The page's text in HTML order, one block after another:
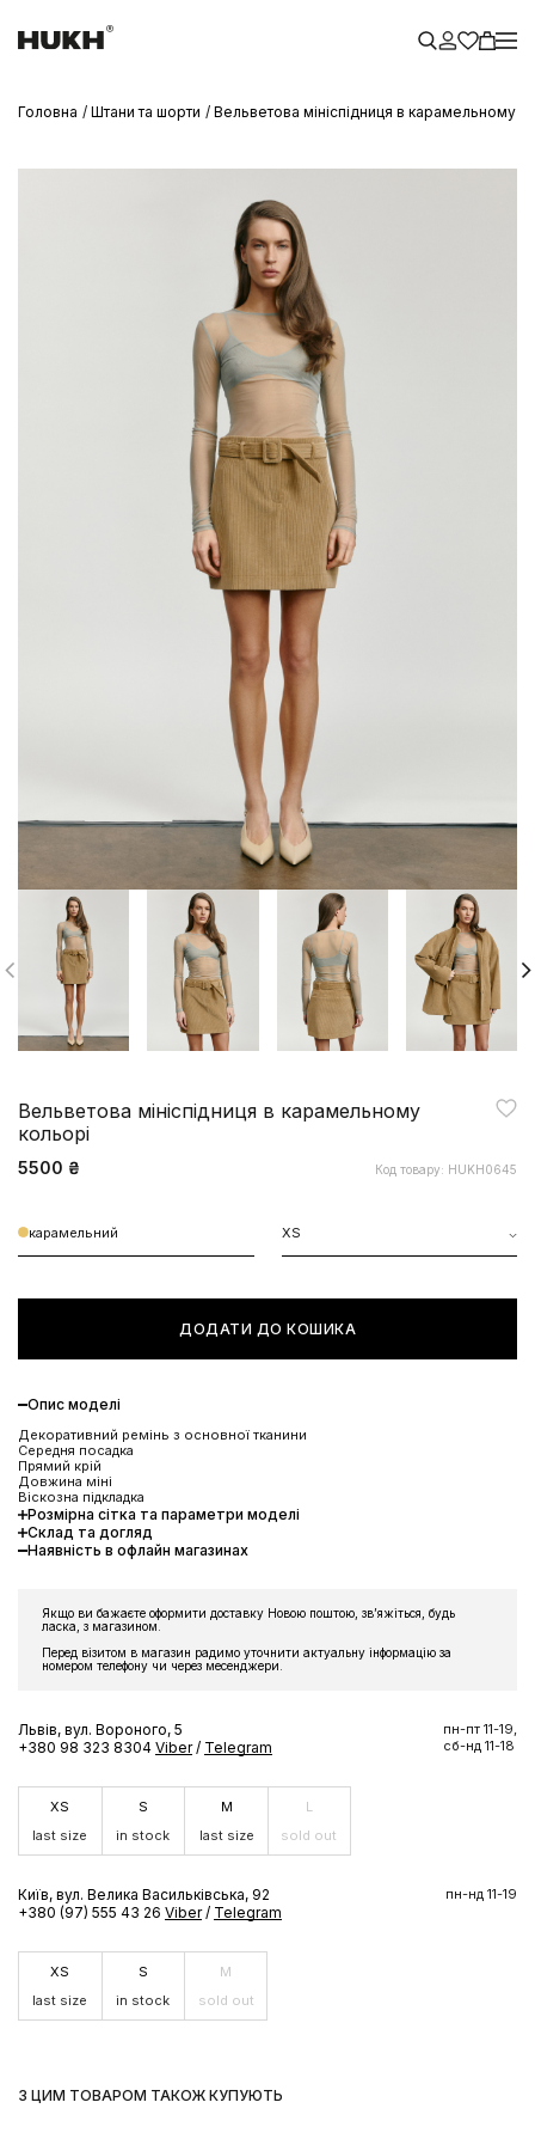
Головна Штани та шорти Вельветова мініспідниця в карамельному
Вельветова мініспідниця в карамельному
кольорі
5500 ₴ Код товару: HUKH0645
карамельний XS
ДОДАТИ ДО КОШИКА
Опис моделі
Декоративний ремінь з основної тканини
Середня посадка
Прямий крій
Довжина міні
Віскозна підкладка
Розмірна сітка та параметри моделі
Склад та догляд
Наявність в офлайн магазинах
Якщо ви бажаєте оформити доставку Новою поштою, звʼяжіться, будь
ласка, з магазином.
Перед візитом в магазин радимо уточнити актуальну інформацію за
номером телефону чи через месенджери.
Львів, вул. Вороного, 5
+380 98 323 8304 Viber / Telegram
пн-пт 11-19,
сб-нд 11-18
XS
last size
S
in stock
M
last size
L
sold out
Київ, вул. Велика Васильківська, 92
+380 (97) 555 43 26 Viber / Telegram
пн-нд 11-19
XS
last size
S
in stock
M
sold out
З ЦИМ ТОВАРОМ ТАКОЖ КУПУЮТЬ